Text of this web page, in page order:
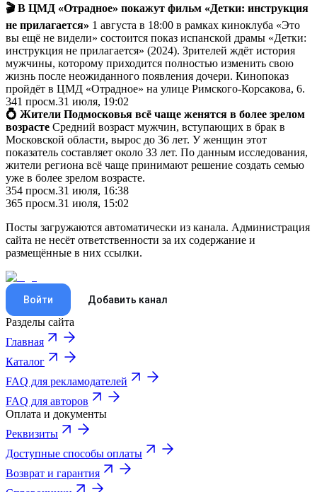
🎬 В ЦМД «Отрадное» покажут фильм «Детки: инструкция
не прилагается» 1 августа в 18:00 в рамках киноклуба «Это
вы ещё не видели» состоится показ испанской драмы «Детки:
инструкция не прилагается» (2024). Зрителей ждёт история
мужчины, которому приходится полностью изменить свою
жизнь после неожиданного появления дочери. Кинопоказ
пройдёт в ЦМД «Отрадное» на улице Римского-Корсакова, 6.
341 просм.31 июля, 19:02
💍 Жители Подмосковья всё чаще женятся в более зрелом
возрасте Средний возраст мужчин, вступающих в брак в
Московской области, вырос до 36 лет. У женщин этот
показатель составляет около 33 лет. По данным исследования,
жители региона всё чаще принимают решение создать семью
уже в более зрелом возрасте.
354 просм.31 июля, 16:38
365 просм.31 июля, 15:02
Посты загружаются автоматически из канала. Администрация
сайта не несёт ответственности за их содержание и
размещённые в них ссылки.
Войти Добавить канал
Разделы сайта
Главная
Каталог
FAQ для рекламодателей
FAQ для авторов
Оплата и документы
Реквизиты
Доступные способы оплаты
Возврат и гарантия